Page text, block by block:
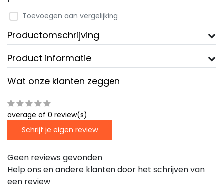
Toevoegen aan vergelijking
Productomschrijving
Product informatie
Wat onze klanten zeggen
average of 0 review(s)
Schrijf je eigen review
Geen reviews gevonden
Help ons en andere klanten door het schrijven van
een review